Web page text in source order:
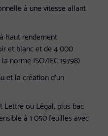
à une vitesse allant
haut rendement
et blanc et de 4 000
norme ISO/IEC 19798)
et la création d'un
Lettre ou Légal, plus bac
à 1 050 feuilles avec